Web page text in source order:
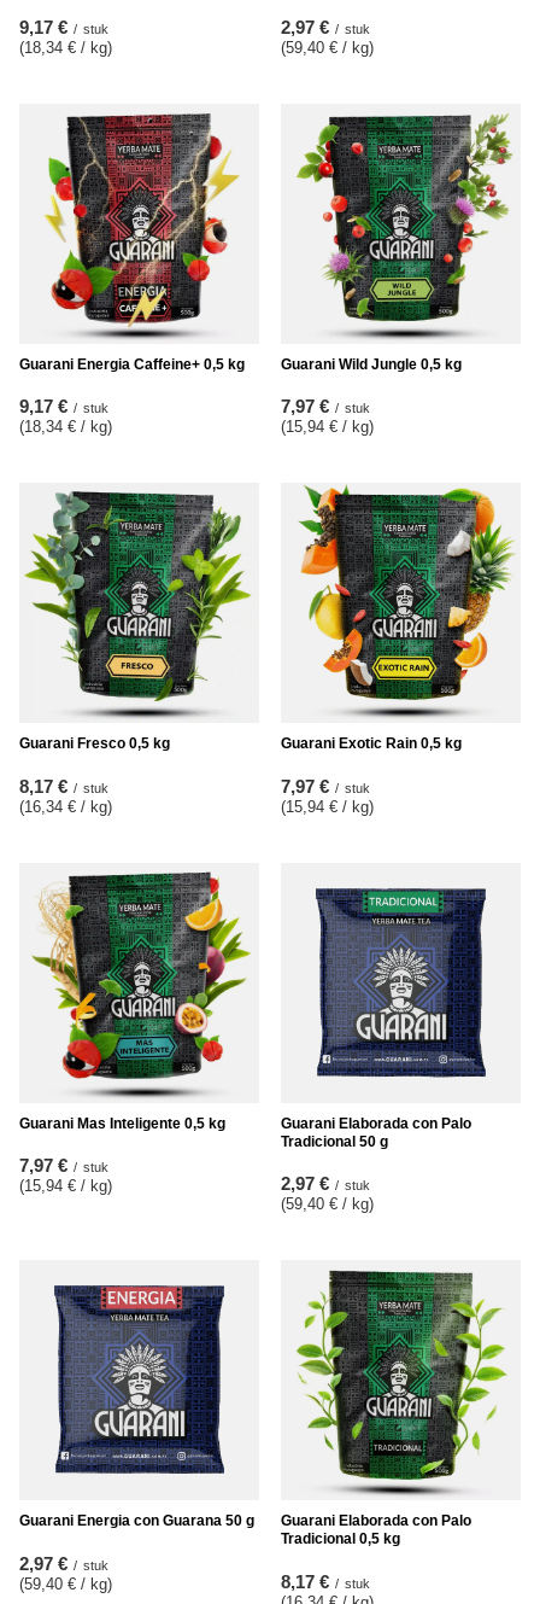
9,17 € / stuk
(18,34 € / kg)
2,97 € / stuk
(59,40 € / kg)
Guarani Energia Caffeine+ 0,5 kg
9,17 € / stuk
(18,34 € / kg)
Guarani Wild Jungle 0,5 kg
7,97 € / stuk
(15,94 € / kg)
Guarani Fresco 0,5 kg
8,17 € / stuk
(16,34 € / kg)
Guarani Exotic Rain 0,5 kg
7,97 € / stuk
(15,94 € / kg)
Guarani Mas Inteligente 0,5 kg
7,97 € / stuk
(15,94 € / kg)
Guarani Elaborada con Palo
Tradicional 50 g
2,97 € / stuk
(59,40 € / kg)
Guarani Energia con Guarana 50 g
2,97 € / stuk
(59,40 € / kg)
Guarani Elaborada con Palo
Tradicional 0,5 kg
8,17 € / stuk